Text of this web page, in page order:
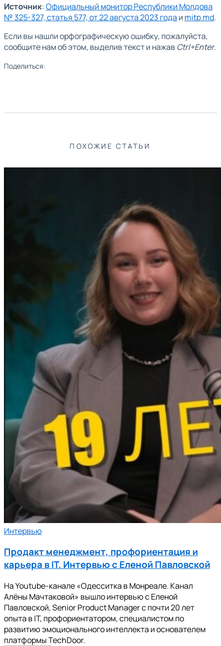
Источник:Официальный монитор Республики Молдова
№ 325-327, статья 577, от 22 августа 2023 года и mitp.md.
Если вы нашли орфографическую ошибку, пожалуйста,
сообщите нам об этом, выделив текст и нажав Ctrl+Enter.
Поделиться:
ПОХОЖИЕ СТАТЬИ
Интервью
Продакт менеджмент, профориентация и
карьера в IT. Интервью с Еленой Павловской
На Youtube-канале «Одесситка в Монреале. Канал
Алёны Мачтаковой» вышло интервью с Еленой
Павловской, Senior Product Manager с почти 20 лет
опыта в IT, профориентатором, специалистом по
развитию эмоционального интеллекта и основателем
платформы TechDoor.